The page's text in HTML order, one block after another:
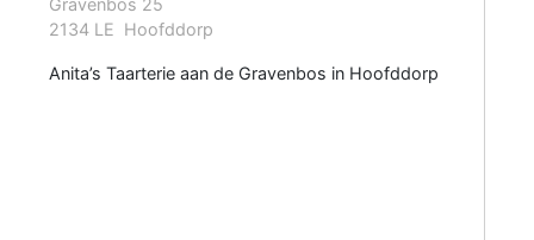
2134 LE Hoofddorp
Anita’s Taarterie aan de Gravenbos in Hoofddorp